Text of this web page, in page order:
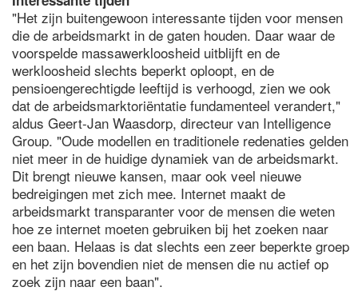
"Het zijn buitengewoon interessante tijden voor mensen
die de arbeidsmarkt in de gaten houden. Daar waar de
voorspelde massawerkloosheid uitblijft en de
werkloosheid slechts beperkt oploopt, en de
pensioengerechtigde leeftijd is verhoogd, zien we ook
dat de arbeidsmarktoriëntatie fundamenteel verandert,"
aldus Geert-Jan Waasdorp, directeur van Intelligence
Group. "Oude modellen en traditionele redenaties gelden
niet meer in de huidige dynamiek van de arbeidsmarkt.
Dit brengt nieuwe kansen, maar ook veel nieuwe
bedreigingen met zich mee. Internet maakt de
arbeidsmarkt transparanter voor de mensen die weten
hoe ze internet moeten gebruiken bij het zoeken naar
een baan. Helaas is dat slechts een zeer beperkte groep
en het zijn bovendien niet de mensen die nu actief op
zoek zijn naar een baan".